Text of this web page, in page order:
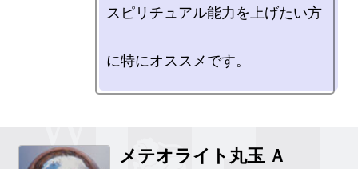
スピリチュアル能力を上げたい方
に特にオススメです。
メテオライト丸玉 Ａ